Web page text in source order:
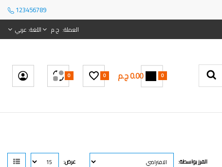
123456789
العملة: ج.م اللغة: عربي
0 0.00 ج.م 0
0
الفرز بواسطة: عرض: